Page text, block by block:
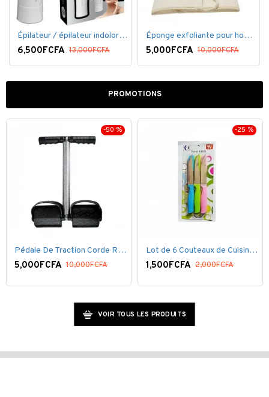
Épilateur / épilateur indolore NuBrilliance Ultimate pour femmes
6,500FCFA 13,000FCFA
Éponge exfoliante pour homme
5,000FCFA 10,000FCFA
PROMOTIONS
-50 %
Pédale De Traction Corde Ressort avec poignée pédale de Pied
5,000FCFA 10,000FCFA
-25 %
Lot de 6 Couteaux de Cuisine ( 20,5cm ) - Inox Bleu Rose VERT
1,500FCFA 2,000FCFA
VOIR TOUS LES PRODUITS